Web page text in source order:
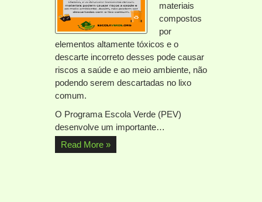
materiais
compostos
por
elementos altamente tóxicos e o
descarte incorreto desses pode causar
riscos a saúde e ao meio ambiente, não
podendo serem descartadas no lixo
comum.
O Programa Escola Verde (PEV)
desenvolve um importante…
Read More »